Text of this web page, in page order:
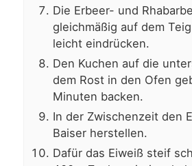
Die Erbeer- und
gleichmäßig auf dem
leicht eindrücken.
Den Kuchen auf die
dem Rost in den Ofen
Minuten backen.
In der Zwischenzeit den
Baiser herstellen.
Dafür das Eiweiß steif